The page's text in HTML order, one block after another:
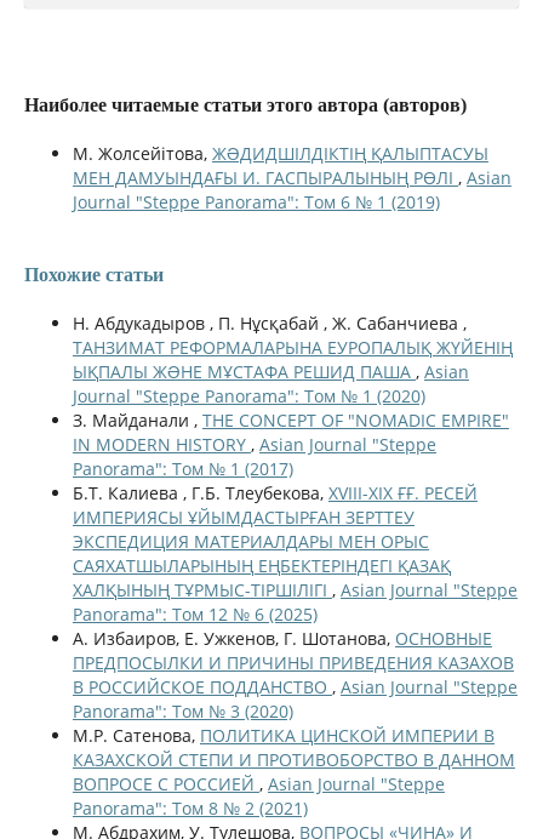
Наиболее читаемые статьи этого автора (авторов)
М. Жолсейітова, ЖƏДИДШІЛДІКТІҢ ҚАЛЫПТАСУЫ
МЕН ДАМУЫНДАҒЫ И. ГАСПЫРАЛЫНЫҢ РӨЛІ , Asian
Journal "Steppe Panorama": Том 6 № 1 (2019)
Похожие статьи
Н. Абдукадыров , П. Нұсқабай , Ж. Сабанчиева ,
ТАНЗИМАТ РЕФОРМАЛАРЫНА ЕУРОПАЛЫҚ ЖҮЙЕНІҢ
ЫҚПАЛЫ ЖƏНЕ МҰСТАФА РЕШИД ПАША , Asian
Journal "Steppe Panorama": Том № 1 (2020)
З. Майданали , THE CONCEPT OF "NOMADIC EMPIRE"
IN MODERN HISTORY , Asian Journal "Steppe
Panorama": Том № 1 (2017)
Б.Т. Калиева , Г.Б. Тлеубекова, ХVІІІ-ХІХ ҒҒ. РЕСЕЙ
ИМПЕРИЯСЫ ҰЙЫМДАСТЫРҒАН ЗЕРТТЕУ
ЭКСПЕДИЦИЯ МАТЕРИАЛДАРЫ МЕН ОРЫС
САЯХАТШЫЛАРЫНЫҢ ЕҢБЕКТЕРІНДЕГІ ҚАЗАҚ
ХАЛҚЫНЫҢ ТҰРМЫС-ТІРШІЛІГІ , Asian Journal "Steppe
Panorama": Том 12 № 6 (2025)
А. Избаиров, Е. Ужкенов, Г. Шотанова, ОСНОВНЫЕ
ПРЕДПОСЫЛКИ И ПРИЧИНЫ ПРИВЕДЕНИЯ КАЗАХОВ
В РОССИЙСКОЕ ПОДДАНСТВО , Asian Journal "Steppe
Panorama": Том № 3 (2020)
М.Р. Сатенова, ПОЛИТИКА ЦИНСКОЙ ИМПЕРИИ В
КАЗАХСКОЙ СТЕПИ И ПРОТИВОБОРСТВО В ДАННОМ
ВОПРОСЕ С РОССИЕЙ , Asian Journal "Steppe
Panorama": Том 8 № 2 (2021)
М. Абдрахим, У. Тулешова, ВОПРОСЫ «ЧИНА» И